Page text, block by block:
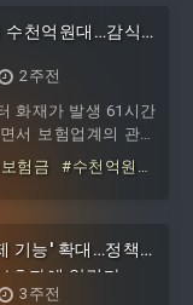
별 ‘시민 우선사업’
획이다.먼저 ‘시민
대 과제는 구청별 50
확충, 문화, 경제 6개
접한 ‘시민 우선사
수천억원대…감식
2주전
화재가 발생 61시간
서 보험업계의 관심
한 보험사들의 보상
있다.쿠팡의 전체
천 덕평물류센터보
재고자산을 합친 피
를 것으로 예상돼
험금
#수천억원
기능' 확대…정책
호자에 알린다
3주전